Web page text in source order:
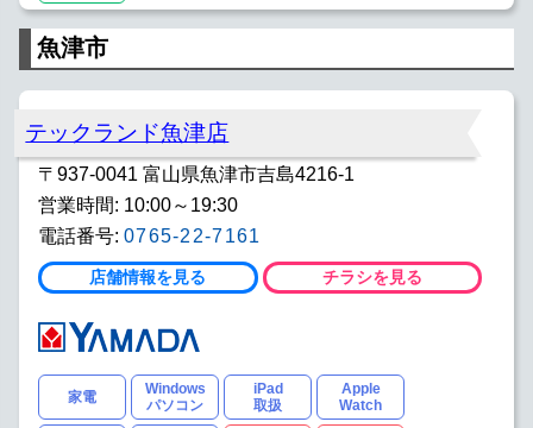
魚津市
テックランド魚津店
〒937-0041 富山県魚津市吉島4216-1
営業時間: 10:00～19:30
電話番号: 0765-22-7161
店舗情報を見る チラシを見る
家電
Windows
パソコン
iPad
取扱
Apple
Watch